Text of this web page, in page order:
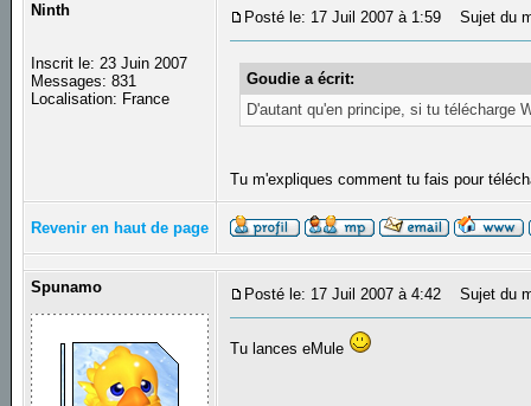
Ninth
Inscrit le: 23 Juin 2007
Messages: 831
Localisation: France
Posté le: 17 Juil 2007 à 1:59 Sujet du
Goudie a écrit:
D'autant qu'en principe, si tu télécharge
Tu m'expliques comment tu fais pour
Revenir en haut de page
Spunamo Posté le: 17 Juil 2007 à 4:42 Sujet du
Tu lances eMule